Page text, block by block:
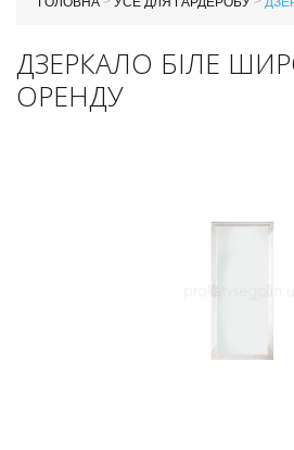
ДЗЕРКАЛО БІЛЕ
ОРЕНДУ